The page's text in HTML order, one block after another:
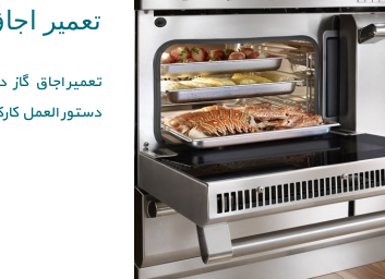
تعمیر
تعمیر اجاق
دستور العمل